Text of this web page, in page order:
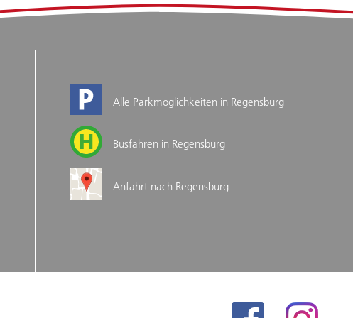
Alle Parkmöglichkeiten in Regensburg
Busfahren in Regensburg
Anfahrt nach Regensburg